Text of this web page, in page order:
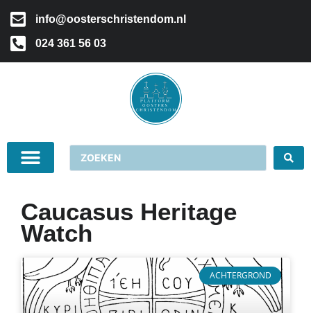
info@oosterschristendom.nl
024 361 56 03
Caucasus Heritage
Watch
ACHTERGROND